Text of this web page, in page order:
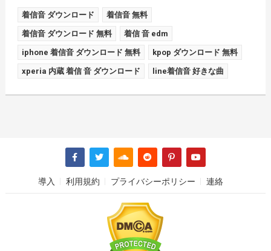
着信音 ダウンロード 着信音 無料
着信音 ダウンロード 無料 着信 音 edm
iphone 着信音 ダウンロード 無料 kpop ダウンロード 無料
xperia 内蔵 着信 音 ダウンロード line着信音 好きな曲
導入 利用規約 プライバシーポリシー 連絡